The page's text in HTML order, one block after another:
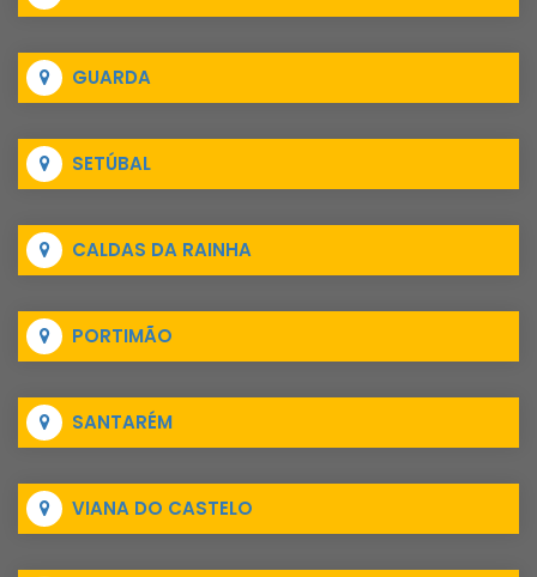
GUARDA
SETÚBAL
CALDAS DA RAINHA
PORTIMÃO
SANTARÉM
VIANA DO CASTELO